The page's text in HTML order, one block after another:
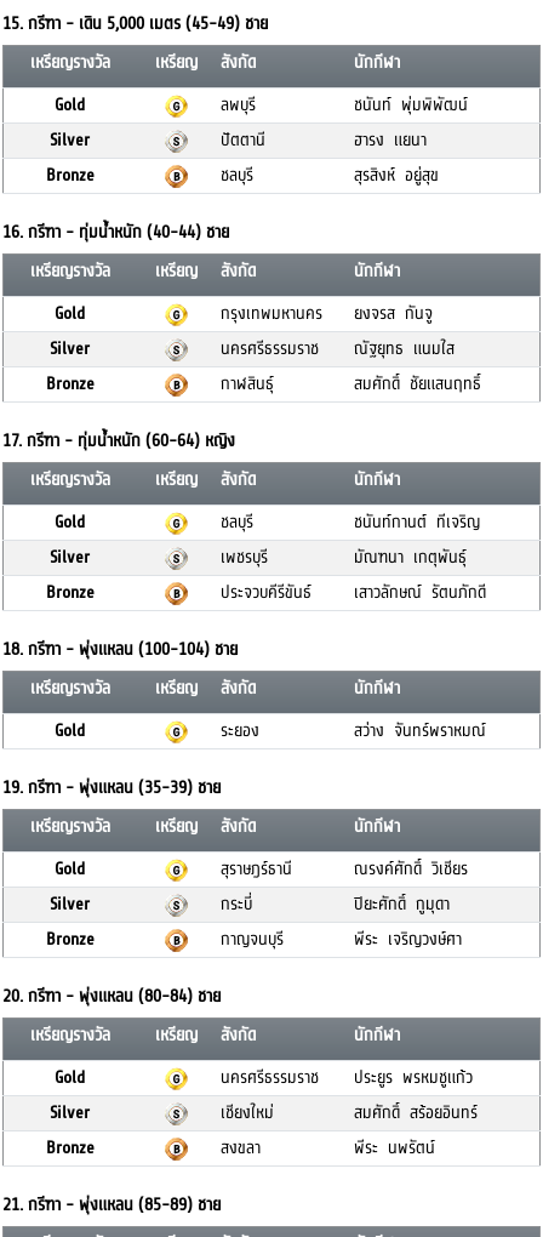
15. กรีฑา - เดิน 5,000 เมตร (45-49) ชาย
เหรียญรางวัล
เหรียญ สังกัด
นักกีฬา
Gold
ลพบุรี
ชนันท์ พุ่มพิพัฒน์
Silver
ปัตตานี
ฮารง แยนา
Bronze
ชลบุรี สุรสิงห์ อยู่สุข
16. กรีฑา - ทุ่มน้ำหนัก (40-44) ชาย
เหรียญรางวัล
เหรียญ สังกัด
นักกีฬา
Gold
กรุงเทพมหานคร
ยงจรส กันจู
Silver
นครศรีธรรมราช
ณัฐยุทธ แนมใส
Bronze
กาฬสินธุ์ สมศักดิ์ ชัยแสนฤทธิ์
17. กรีฑา - ทุ่มน้ำหนัก (60-64) หญิง
เหรียญรางวัล
เหรียญ สังกัด
นักกีฬา
Gold
ชลบุรี
ชนันท์กานต์ ทีเจริญ
Silver
เพชรบุรี
มัณฑนา เกตุพันธุ์
Bronze
ประจวบคีรีขันธ์ เสาวลักษณ์ รัตนภักดี
18. กรีฑา - พุ่งแหลน (100-104) ชาย
เหรียญรางวัล
เหรียญ สังกัด
นักกีฬา
Gold
ระยอง สว่าง จันทร์พราหมณ์
19. กรีฑา - พุ่งแหลน (35-39) ชาย
เหรียญรางวัล
เหรียญ สังกัด
นักกีฬา
Gold
สุราษฎร์ธานี
ณรงค์ศักดิ์ วิเชียร
Silver
กระบี่
ปิยะศักดิ์ กูมุดา
Bronze
กาญจนบุรี พีระ เจริญวงษ์ศา
20. กรีฑา - พุ่งแหลน (80-84) ชาย
เหรียญรางวัล
เหรียญ สังกัด
นักกีฬา
Gold
นครศรีธรรมราช
ประยูร พรหมชูแก้ว
Silver
เชียงใหม่
สมศักดิ์ สร้อยอินทร์
Bronze
สงขลา พีระ นพรัตน์
21. กรีฑา - พุ่งแหลน (85-89) ชาย